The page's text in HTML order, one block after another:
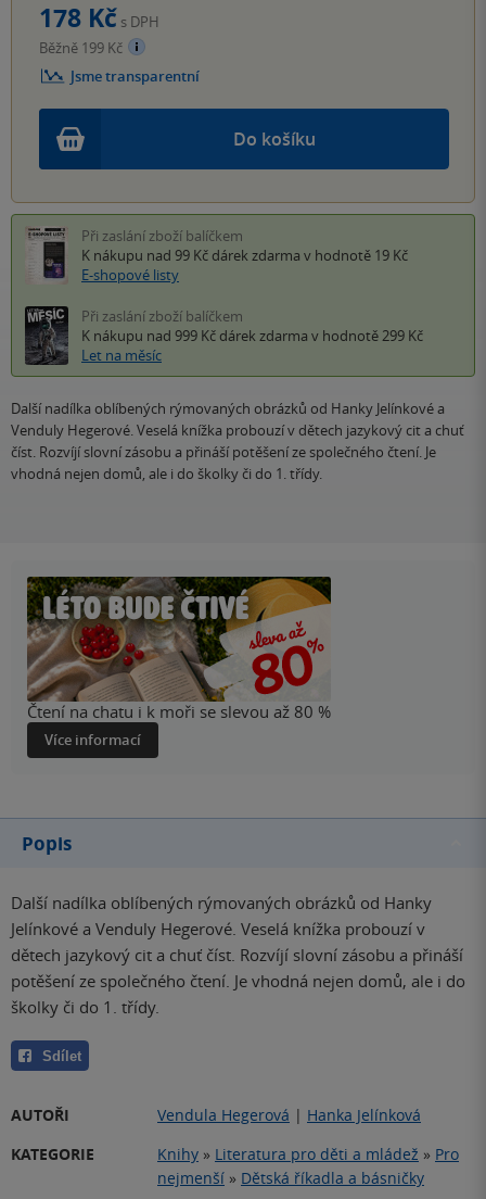
Do košíku
178 Kč s DPH
Běžně 199 Kč
Jsme transparentní
Při zaslání zboží balíčkem
K nákupu nad 99 Kč dárek zdarma v hodnotě 19 Kč
E-shopové listy
Při zaslání zboží balíčkem
K nákupu nad 999 Kč dárek zdarma v hodnotě 299 Kč
Let na měsíc
Další nadílka oblíbených rýmovaných obrázků od Hanky Jelínkové a
Venduly Hegerové. Veselá knížka probouzí v dětech jazykový cit a chuť
číst. Rozvíjí slovní zásobu a přináší potěšení ze společného čtení. Je
vhodná nejen domů, ale i do školky či do 1. třídy.
Čtení na chatu i k moři se slevou až 80 %
Více informací
Popis
Další nadílka oblíbených rýmovaných obrázků od Hanky
Jelínkové a Venduly Hegerové. Veselá knížka probouzí v
dětech jazykový cit a chuť číst. Rozvíjí slovní zásobu a přináší
potěšení ze společného čtení. Je vhodná nejen domů, ale i do
školky či do 1. třídy.
Sdílet
AUTOŘI Vendula Hegerová | Hanka Jelínková
KATEGORIE
Knihy » Literatura pro děti a mládež » Pro
nejmenší » Dětská říkadla a básničky